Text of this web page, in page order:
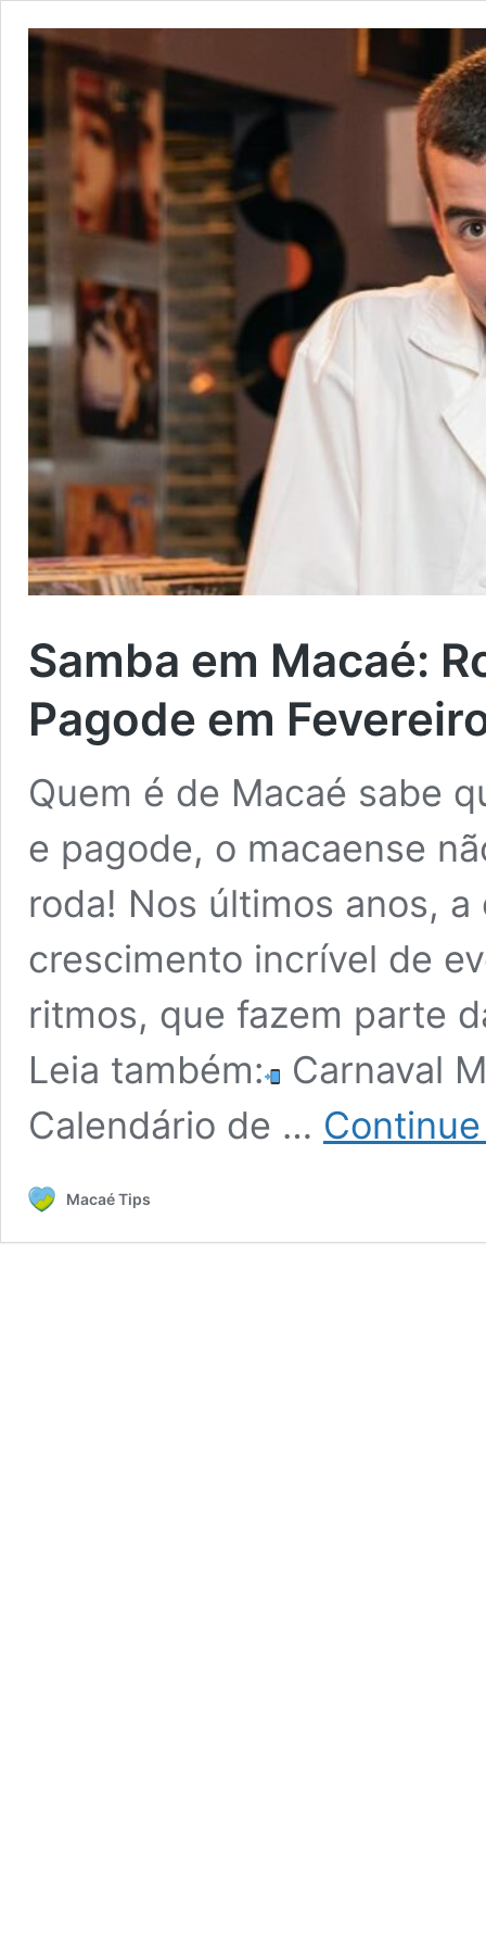
Samba em Macaé:
Pagode em
Quem é de Macaé sabe
e pagode, o macaense
roda! Nos últimos anos,
crescimento incrível de
ritmos, que fazem parte
Leia também:
Carnaval
Calendário de …
Macaé Tips